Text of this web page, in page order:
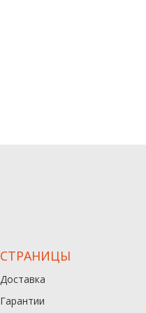
СТРАНИЦЫ
Доставка
Гарантии